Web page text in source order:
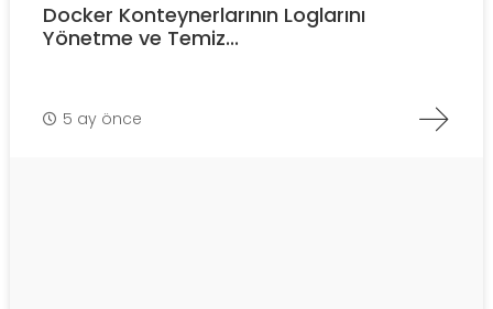
Docker Konteynerlarının Loglarını
Yönetme ve Temiz...
5 ay önce